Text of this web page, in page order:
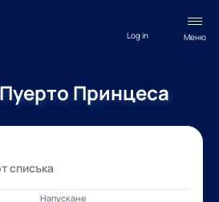
Меню
Log in
Принцеса